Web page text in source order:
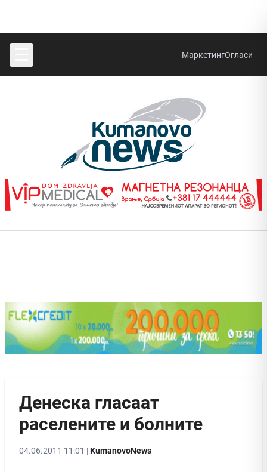
МаркетингОгласи
Денеска гласаат
раселените и болните
04.06.2011 11:01 |KumanovoNews